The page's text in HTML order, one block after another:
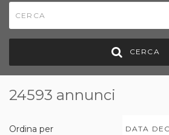
CERCA
24593 annunci
Ordina per DATA